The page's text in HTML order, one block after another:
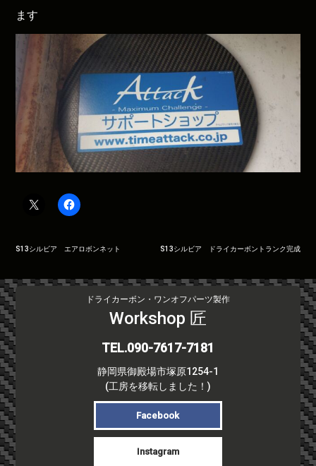
ます
投
ナ
ビ
ゲ
ー
シ
ン
S13シルビア エアロボンネット S13シルビア ドライカーボントランク完成
ドライカーボン・ワンオフパーツ製作
Workshop 匠
TEL.090-7617-7181
静岡県御殿場市塚原1254-1
(工房を移転しました！)
Facebook
Instagram